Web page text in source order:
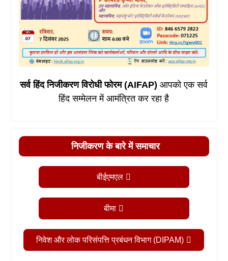
सर्व हिंद निजीकरण विरोधी फोरम (AIFAP)आपको एक सर्व
हिंद सम्मेलन में आमंत्रित कर रहा है
निजीकरण के बारे में समाचार
बीईएमएल
बीमा
निवेश और लोक परिसंपत्ति प्रबंधन विभाग (DIPAM)